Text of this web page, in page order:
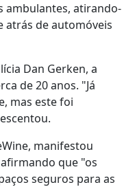
ambulantes, atirando-
atrás de automóveis
Dan Gerken, a
de 20 anos. "Já
mas este foi
manifestou
que "os
seguros para as